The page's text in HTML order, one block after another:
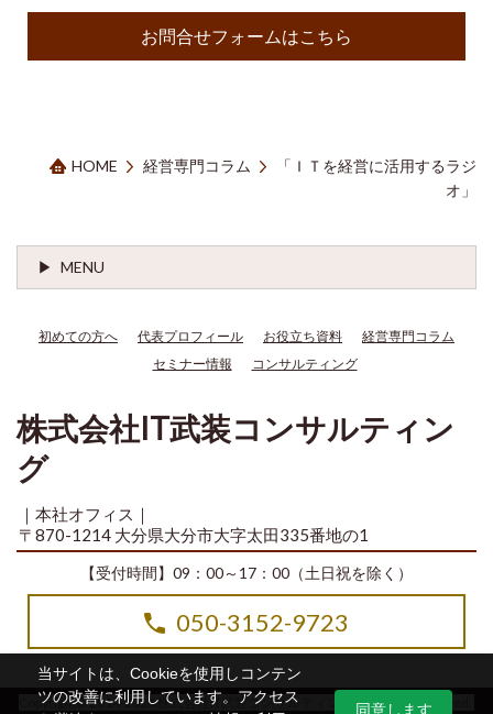
当サイトは、Cookieを使用しコンテン
ツの改善に利用しています。アクセス
同意します
お問合せフォームはこちら
HOME 経営専門コラム
「ＩＴを経営に活用するラジ
オ」
MENU
初めての方へ 代表プロフィール お役立ち資料
経営専門コラム
セミナー情報
コンサルティング
株式会社IT武装コンサルティン
グ
｜本社オフィス｜
〒870-1214 大分県大分市大字太田335番地の1
【受付時間】09：00～17：00（土日祝を除く）
050-3152-9723
Copyright© 2014-2026 株式会社IT武装コンサルティング All Rights Reserved.